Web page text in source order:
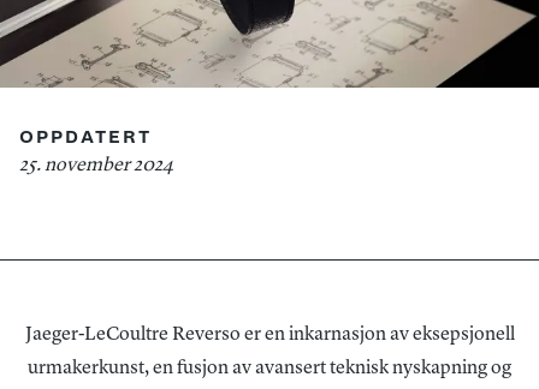
OPPDATERT
25. november 2024
Jaeger-LeCoultre Reverso er en inkarnasjon av eksepsjonell
urmakerkunst, en fusjon av avansert teknisk nyskapning og